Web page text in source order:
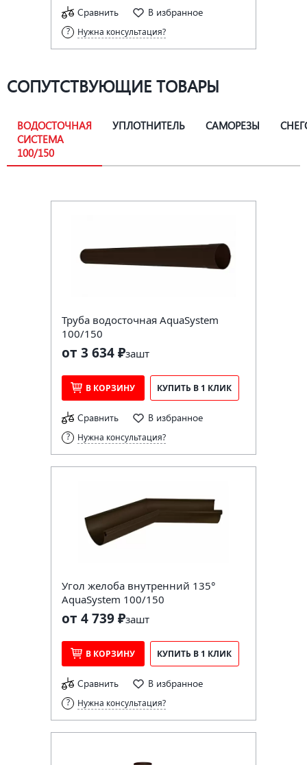
Сравнить В избранное
Нужна консультация?
СОПУТСТВУЮЩИЕ ТОВАРЫ
ВОДОСТОЧНАЯ
СИСТЕМА
100/150
УПЛОТНИТЕЛЬ САМОРЕЗЫ
Труба водосточная AquaSystem
100/150
от 3 634 ₽зашт
В КОРЗИНУ КУПИТЬ В 1 КЛИК
Сравнить В избранное
Нужна консультация?
Угол желоба внутренний 135°
AquaSystem 100/150
от 4 739 ₽зашт
В КОРЗИНУ КУПИТЬ В 1 КЛИК
Сравнить В избранное
Нужна консультация?